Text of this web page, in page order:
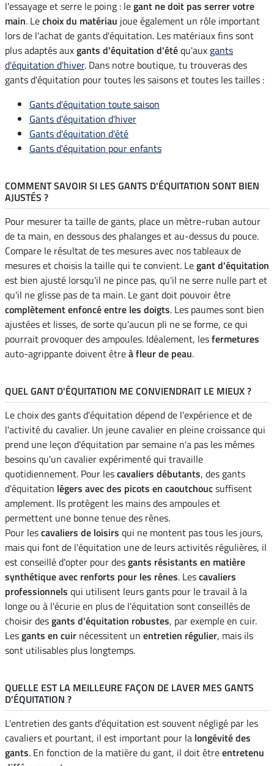
l'essayage et serre le poing : legant ne doit pas serrer votre
main. Lechoix du matériau joue également un rôle important
lors de l'achat de gants d'équitation. Les matériaux fins sont
plus adaptés auxgants d'équitation d'étéqu'aux gants
d'équitation d'hiver. Dans notre boutique, tu trouveras des
gants d'équitation pour toutes les saisons et toutes les tailles :
Gants d'équitation toute saison
Gants d'équitation d'hiver
Gants d'équitation d'été
Gants d'équitation pour enfants
COMMENT SAVOIR SI LES GANTS D'ÉQUITATION SONT BIEN
AJUSTÉS ?
Pour mesurer ta taille de gants, place un mètre-ruban autour
de ta main, en dessous des phalanges et au-dessus du pouce.
Compare le résultat de tes mesures avec nos tableaux de
mesures et choisis la taille qui te convient. Legant d'équitation
est bien ajusté lorsqu'il ne pince pas, qu'il ne serre nulle part et
qu'il ne glisse pas de ta main. Le gant doit pouvoir être
complètement enfoncé entre les doigts. Les paumes sont bien
ajustées et lisses, de sorte qu'aucun pli ne se forme, ce qui
pourrait provoquer des ampoules. Idéalement, lesfermetures
auto-agrippante doivent êtreà fleur de peau.
QUEL GANT D'ÉQUITATION ME CONVIENDRAIT LE MIEUX ?
Le choix des gants d'équitation dépend de l'expérience et de
l'activité du cavalier. Un jeune cavalier en pleine croissance qui
prend une leçon d'équitation par semaine n'a pas les mêmes
besoins qu'un cavalier expérimenté qui travaille
quotidiennement. Pour lescavaliers débutants, des gants
d'équitation légers avec des picots en caoutchoucsuffisent
amplement. Ils protègent les mains des ampoules et
permettent une bonne tenue des rênes.
Pour lescavaliers de loisirs qui ne montent pas tous les jours,
mais qui font de l'équitation une de leurs activités régulières, il
est conseillé d'opter pour desgants résistants en matière
synthétique avec renforts pour les rênes. Lescavaliers
professionnels qui utilisent leurs gants pour le travail à la
longe ou à l'écurie en plus de l'équitation sont conseillés de
choisir desgants d'équitation robustes, par exemple en cuir.
Lesgants en cuir nécessitent un entretien régulier, mais ils
sont utilisables plus longtemps.
QUELLE EST LA MEILLEURE FAÇON DE LAVER MES GANTS
D'ÉQUITATION ?
L'entretien des gants d'équitation est souvent négligé par les
cavaliers et pourtant, il est important pour la longévité des
gants. En fonction de la matière du gant, il doit êtreentretenu